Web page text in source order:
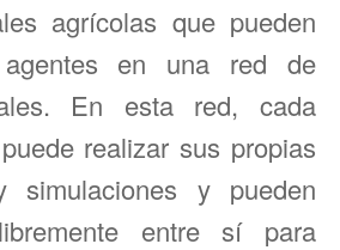
agrícolas que pueden
en una red de
En esta red, cada
realizar sus propias
simulaciones y pueden
entre sí para